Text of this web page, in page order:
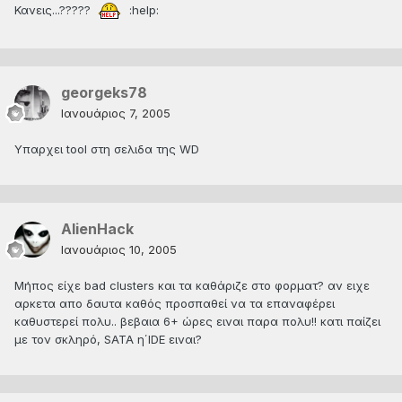
Κανεις...????? :help:
georgeks78
Ιανουάριος 7, 2005
Υπαρχει tool στη σελιδα της WD
AlienHack
Ιανουάριος 10, 2005
Μήπος είχε bad clusters και τα καθάριζε στο φορματ? αν ειχε
αρκετα απο δαυτα καθός προσπαθεί να τα επαναφέρει
καθυστερεί πολυ.. βεβαια 6+ ώρες ειναι παρα πολυ!! κατι παίζει
με τον σκληρό, SATA η΄IDE ειναι?